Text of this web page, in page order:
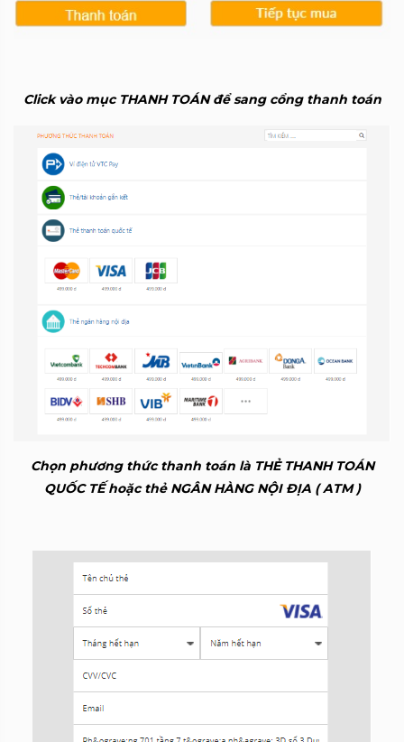
Click vào mục THANH TOÁN để sang cổng thanh toán
Chọn phương thức thanh toán là THẺ THANH TOÁN
QUỐC TẾ hoặc thẻ NGÂN HÀNG NỘI ĐỊA ( ATM )